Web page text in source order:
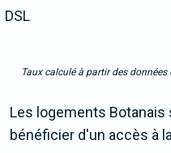
DSL
Taux calculé à partir des
Les logements Botanais
bénéficier d'un accès à